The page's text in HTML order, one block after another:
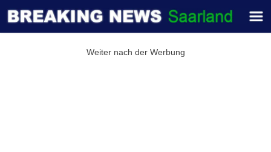
Weiter nach der Werbung